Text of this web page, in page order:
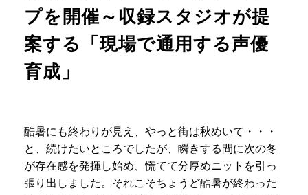
プを開催～収録スタジオが提
案する「現場で通用する声優
育成」
酷暑にも終わりが見え、やっと街は秋めいて・・・
と、続けたいところでしたが、瞬きする間に次の冬
が存在感を発揮し始め、慌てて分厚めニットを引っ
張り出しました。それこそちょうど酷暑が終わった